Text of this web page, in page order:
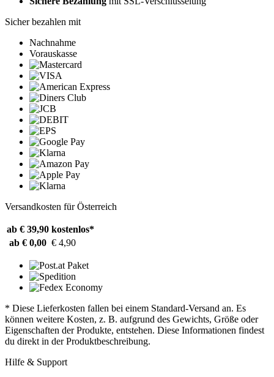
Sicher bezahlen mit
Nachnahme
Vorauskasse
Versandkosten für Österreich
ab € 39,90 kostenlos*
ab € 0,00 € 4,90
* Diese Lieferkosten fallen bei einem Standard-Versand an. Es
können weitere Kosten, z. B. aufgrund des Gewichts, Größe oder
Eigenschaften der Produkte, entstehen. Diese Informationen findest
du direkt in der Produktbeschreibung.
Hilfe & Support